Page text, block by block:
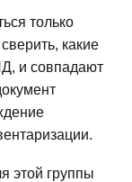
только
какие
и совпадают
этой группы